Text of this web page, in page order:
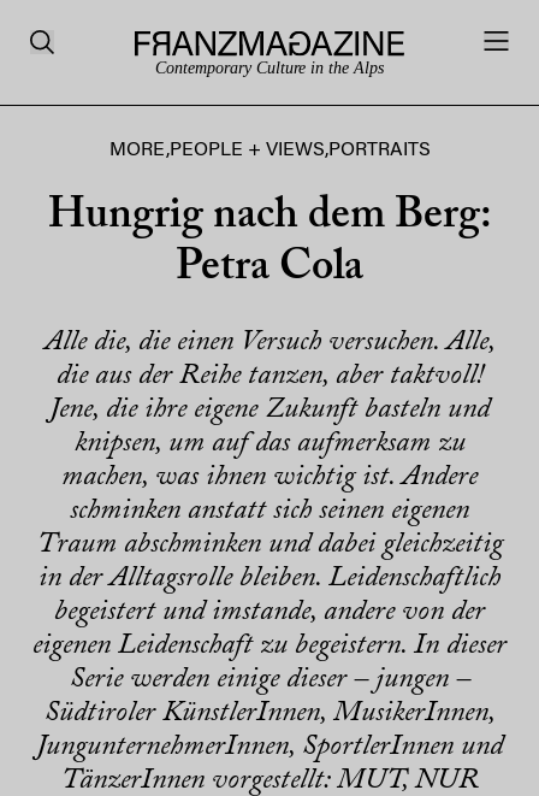
Contemporary Culture in the Alps
MORE,PEOPLE + VIEWS,PORTRAITS
Hungrig nach dem Berg:
Petra Cola
Alle die, die einen Versuch versuchen. Alle,
die aus der Reihe tanzen, aber taktvoll!
Jene, die ihre eigene Zukunft basteln und
knipsen, um auf das aufmerksam zu
machen, was ihnen wichtig ist. Andere
schminken anstatt sich seinen eigenen
Traum abschminken und dabei gleichzeitig
in der Alltagsrolle bleiben. Leidenschaftlich
begeistert und imstande, andere von der
eigenen Leidenschaft zu begeistern. In dieser
Serie werden einige dieser – jungen –
Südtiroler KünstlerInnen, MusikerInnen,
JungunternehmerInnen, SportlerInnen und
TänzerInnen vorgestellt: MUT, NUR